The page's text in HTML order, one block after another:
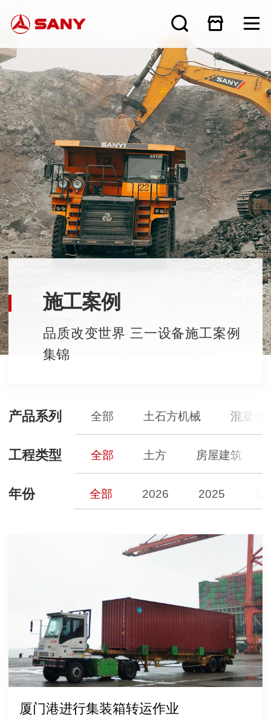
施工案例
品质改变世界 三一设备施工案例
集锦
产品系列 全部 土石方机械 混凝土
工程类型 全部 土方 房屋建筑
年份 全部 2026 2025
厦门港进行集装箱转运作业